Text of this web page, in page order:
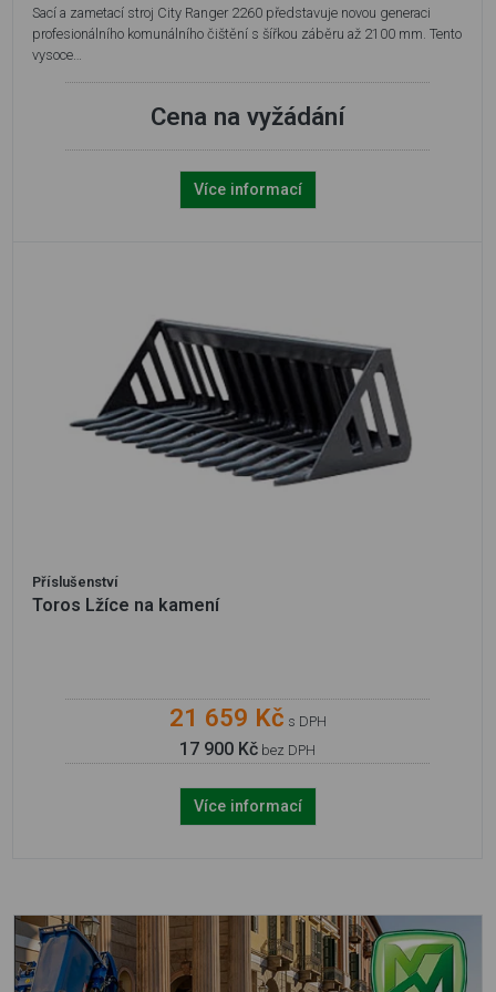
Sací a zametací stroj City Ranger 2260 představuje novou generaci
profesionálního komunálního čištění s šířkou záběru až 2100 mm. Tento
vysoce…
Cena na vyžádání
Více informací
Příslušenství
Toros Lžíce na kamení
21 659 Kč s DPH
17 900 Kč bez DPH
Více informací